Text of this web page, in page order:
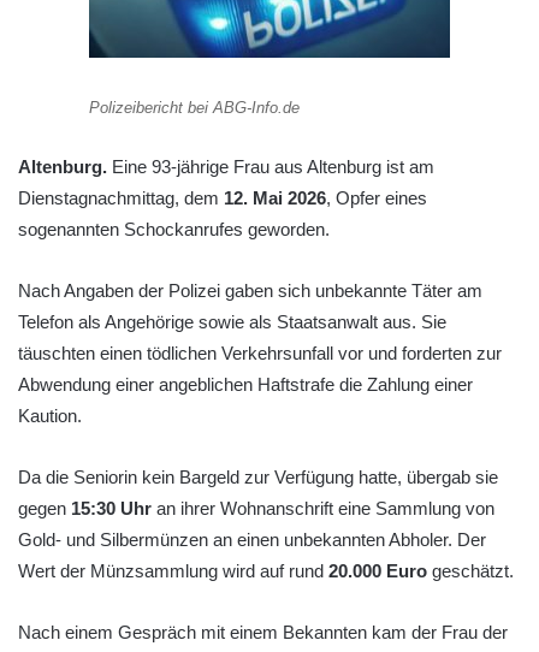
Polizeibericht bei ABG-Info.de
Altenburg. Eine 93-jährige Frau aus Altenburg ist am
Dienstagnachmittag, dem 12. Mai 2026, Opfer eines
sogenannten Schockanrufes geworden.
Nach Angaben der Polizei gaben sich unbekannte Täter am
Telefon als Angehörige sowie als Staatsanwalt aus. Sie
täuschten einen tödlichen Verkehrsunfall vor und forderten zur
Abwendung einer angeblichen Haftstrafe die Zahlung einer
Kaution.
Da die Seniorin kein Bargeld zur Verfügung hatte, übergab sie
gegen 15:30 Uhr an ihrer Wohnanschrift eine Sammlung von
Gold- und Silbermünzen an einen unbekannten Abholer. Der
Wert der Münzsammlung wird auf rund 20.000 Euro geschätzt.
Nach einem Gespräch mit einem Bekannten kam der Frau der